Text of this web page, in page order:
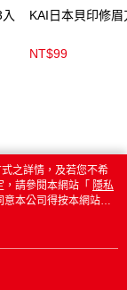
KAI日本貝印修眉
NT$99
之詳情，及若您不希
請參閱本網站「 隱私
意本公司得按本網站使